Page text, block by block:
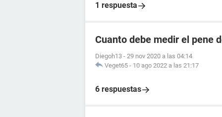
1 respuesta
Cuanto debe medir el pene
Diegoh13 - 29 nov 2020 a las 04:14
Veget65 - 10 ago 2022 a las 21:17
6 respuestas